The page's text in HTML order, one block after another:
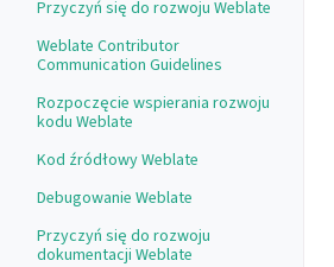
Przyczyń się do rozwoju Weblate
Weblate Contributor
Communication Guidelines
Rozpoczęcie wspierania rozwoju
kodu Weblate
Kod źródłowy Weblate
Debugowanie Weblate
Przyczyń się do rozwoju
dokumentacji Weblate